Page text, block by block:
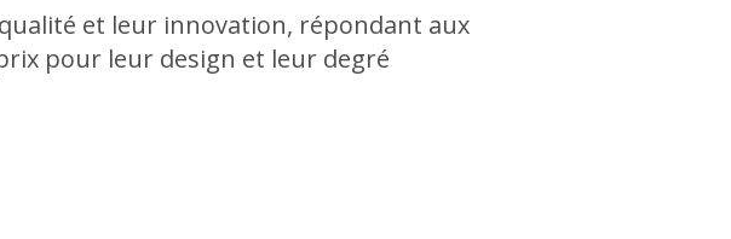
et leur innovation, répondant aux
pour leur design et leur degré